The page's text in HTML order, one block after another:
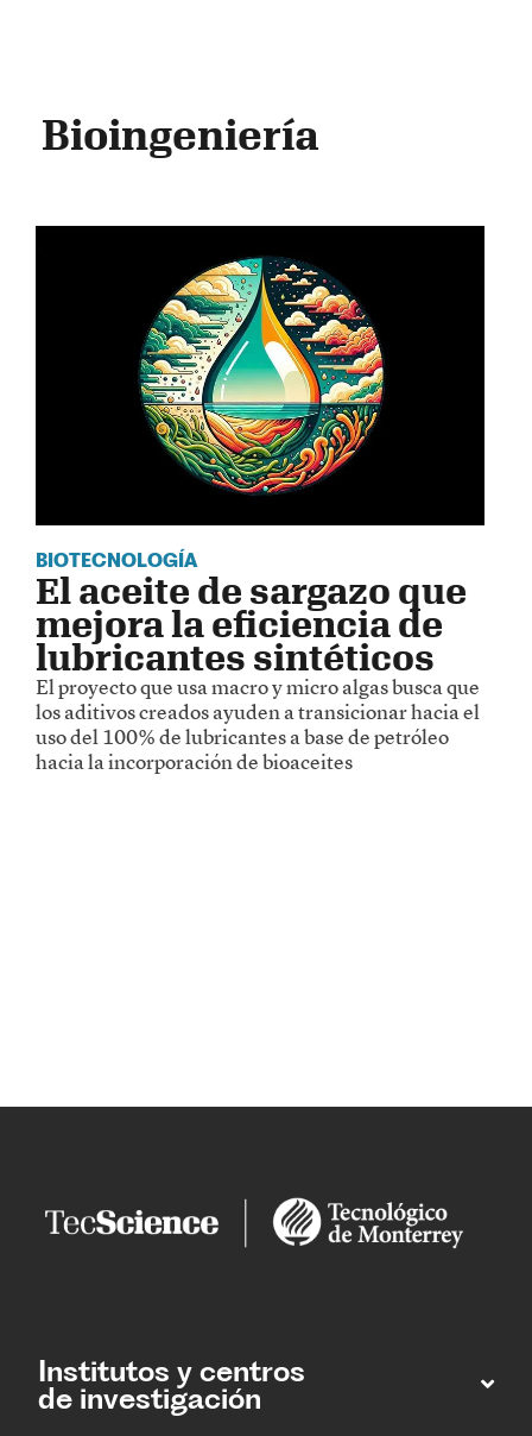
Bioingeniería
BIOTECNOLOGÍA
El aceite de sargazo que
mejora la eficiencia de
lubricantes sintéticos
El proyecto que usa macro y micro algas busca que
los aditivos creados ayuden a transicionar hacia el
uso del 100% de lubricantes a base de petróleo
hacia la incorporación de bioaceites
Institutos y centros
de investigación